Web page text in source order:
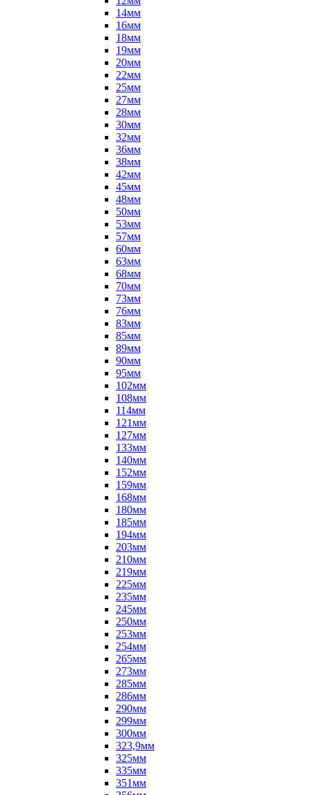
14мм
16мм
18мм
19мм
20мм
22мм
25мм
27мм
28мм
30мм
32мм
36мм
38мм
42мм
45мм
48мм
50мм
53мм
57мм
60мм
63мм
68мм
70мм
73мм
76мм
83мм
85мм
89мм
90мм
95мм
102мм
108мм
114мм
121мм
127мм
133мм
140мм
152мм
159мм
168мм
180мм
185мм
194мм
203мм
210мм
219мм
225мм
235мм
245мм
250мм
253мм
254мм
265мм
273мм
285мм
286мм
290мм
299мм
300мм
323,9мм
325мм
335мм
351мм